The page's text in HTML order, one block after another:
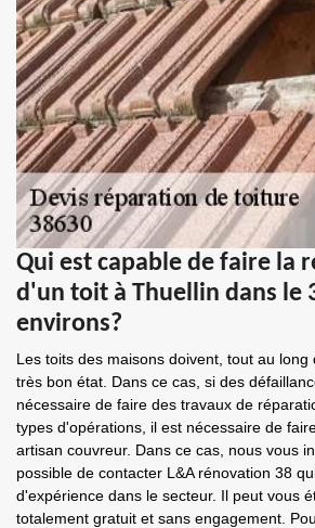
Qui est capable de faire la
d'un toit à Thuellin dans le
environs?
Les toits des maisons doivent, tout au long
très bon état. Dans ce cas, si des
nécessaire de faire des travaux de
types d'opérations, il est nécessaire de
artisan couvreur. Dans ce cas, nous vous
possible de contacter L&A rénovation 38
d'expérience dans le secteur. Il peut vous
totalement gratuit et sans engagement.